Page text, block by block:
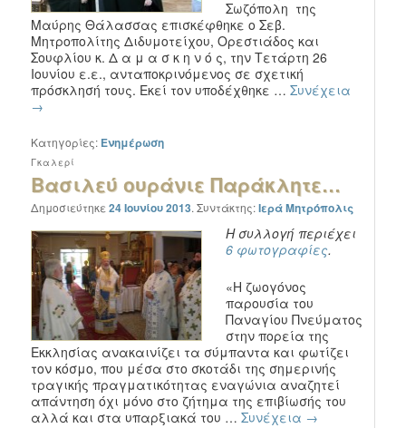
Σωζόπολη της
Μαύρης Θάλασσας επισκέφθηκε ο Σεβ.
Μητροπολίτης Διδυμοτείχου, Ορεστιάδος και
Σουφλίου κ. Δ α μ α σ κ η ν ό ς, την Τετάρτη 26
Ιουνίου ε.ε., ανταποκρινόμενος σε σχετική
πρόσκλησή τους. Εκεί τον υποδέχθηκε …Συνέχεια
→
Κατηγορίες: Ενημέρωση
Βασιλεύ ουράνιε Παράκλητε…
Γκαλερί
Δημοσιεύτηκε24 Ιουνίου 2013.Συντάκτης:Ιερά Μητρόπολις
Η συλλογή περιέχει
6 φωτογραφίες.
«Η ζωογόνος
παρουσία του
Παναγίου Πνεύματος
στην πορεία της
Εκκλησίας ανακαινίζει τα σύμπαντα και φωτίζει
τον κόσμο, που μέσα στο σκοτάδι της σημερινής
τραγικής πραγματικότητας εναγώνια αναζητεί
απάντηση όχι μόνο στο ζήτημα της επιβίωσής του
αλλά και στα υπαρξιακά του …Συνέχεια →